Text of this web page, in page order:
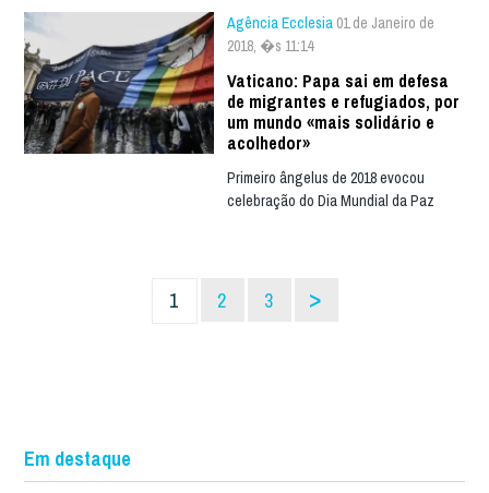
Agência Ecclesia 01 de Janeiro de
2018, �s 11:14
Vaticano: Papa sai em defesa
de migrantes e refugiados, por
um mundo «mais solidário e
acolhedor»
Primeiro ângelus de 2018 evocou
celebração do Dia Mundial da Paz
1 2 3 >
Em destaque